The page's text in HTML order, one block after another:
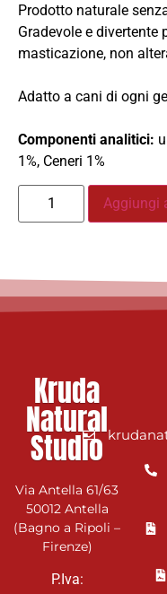
Prodotto naturale
Gradevole e divertente
masticazione, non
Adatto a cani di ogni
Componenti analitici:
1%, Ceneri 1%
Aggiungi
Kruda
Natural
Studio
Via Antella 61/63
50012 Antella
(Bagno a Ripoli –
Firenze)
P.Iva: